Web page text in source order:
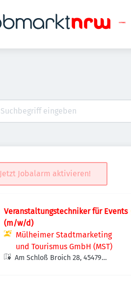
Jetzt Jobalarm aktivieren!
Veranstaltungstechniker für Events
(m/w/d)
Mülheimer Stadtmarketing
und Tourismus GmbH (MST)
Am Schloß Broich 28, 45479